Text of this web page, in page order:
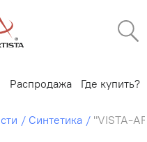
Распродажа Где купить?
Синтетика "VISTA-